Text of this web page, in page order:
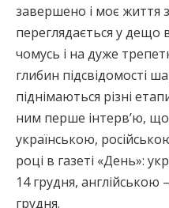
завершено і моє
переглядається у дещо
чомусь і на дуже
глибин підсвідомості
піднімаються різні
ним перше інтерв’ю,
українською,
році в газеті «День»:
14 грудня, англійською
грудня.